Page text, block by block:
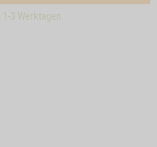
3 Werktagen